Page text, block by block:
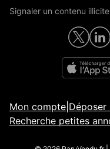
Signaler un contenu illicite
Mon compte Déposer
Recherche petites